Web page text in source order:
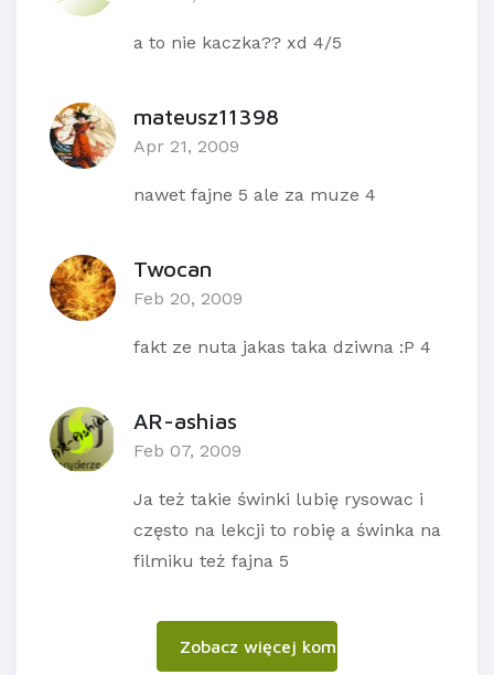
a to nie kaczka?? xd 4/5
mateusz11398
Apr 21, 2009
nawet fajne 5 ale za muze 4
Twocan
Feb 20, 2009
fakt ze nuta jakas taka dziwna :P 4
AR-ashias
Feb 07, 2009
Ja też takie świnki lubię rysowac i
często na lekcji to robię a świnka na
filmiku też fajna 5
Zobacz więcej komentarzy